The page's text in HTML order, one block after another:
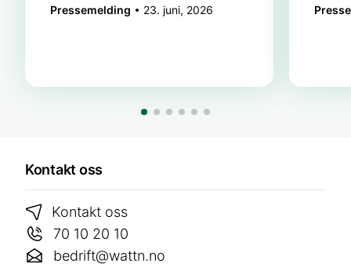
Pressemelding 23. juni, 2026
Kontakt oss
Kontakt oss
70 10 20 10
bedrift@wattn.no